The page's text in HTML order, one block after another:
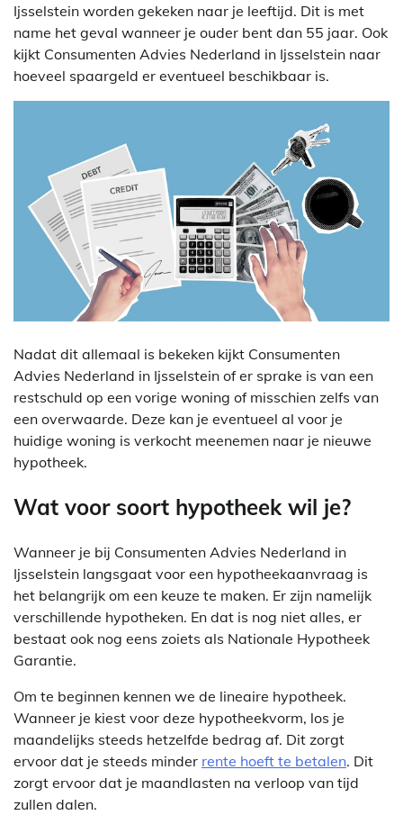
Ijsselstein worden gekeken naar je leeftijd. Dit is met
name het geval wanneer je ouder bent dan 55 jaar. Ook
kijkt Consumenten Advies Nederland in Ijsselstein naar
hoeveel spaargeld er eventueel beschikbaar is.
Nadat dit allemaal is bekeken kijkt Consumenten
Advies Nederland in Ijsselstein of er sprake is van een
restschuld op een vorige woning of misschien zelfs van
een overwaarde. Deze kan je eventueel al voor je
huidige woning is verkocht meenemen naar je nieuwe
hypotheek.
Wat voor soort hypotheek wil je?
Wanneer je bij Consumenten Advies Nederland in
Ijsselstein langsgaat voor een hypotheekaanvraag is
het belangrijk om een keuze te maken. Er zijn namelijk
verschillende hypotheken. En dat is nog niet alles, er
bestaat ook nog eens zoiets als Nationale Hypotheek
Garantie.
Om te beginnen kennen we de lineaire hypotheek.
Wanneer je kiest voor deze hypotheekvorm, los je
maandelijks steeds hetzelfde bedrag af. Dit zorgt
ervoor dat je steeds minder rente hoeft te betalen. Dit
zorgt ervoor dat je maandlasten na verloop van tijd
zullen dalen.